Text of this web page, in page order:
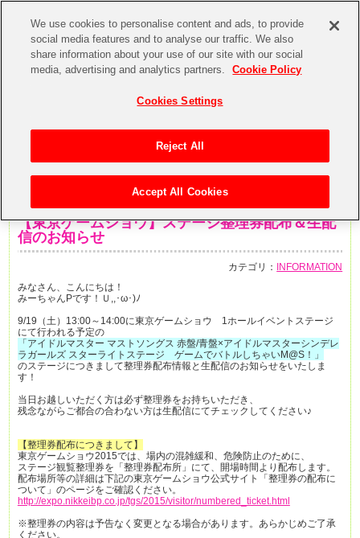
【東京ゲームショウ】ステージ整理券配布＆生配
信のお知らせ
カテゴリ：
INFORMATION
みなさん、こんにちは！
みーちゃんPです！Ｕ,,･ω･)ﾉ
9/19（土）13:00～14:00に東京ゲームショウ 1ホールイベントステージ
にて行われる予定の
「アイドルマスター マストソングス 赤盤/青盤×アイドルマスターシンデレ
ラガールズ スターライトステージ ゲームでバトルしちゃいM@S！」
のステージにつきまして整理券配布情報と生配信のお知らせをいたしま
す！
当日お越しいただく方は必ず整理券をお持ちいただき、
残念ながらご都合の合わない方は生配信にてチェックしてください♪
【整理券配布につきまして】
東京ゲームショウ2015では、場内の混雑緩和、危険防止のために、
ステージ観覧整理券を「整理券配布所」にて、開場時間より配布します。
配布場所等の詳細は下記の東京ゲームショウ公式サイト「整理券の配布に
ついて」のページをご確認ください。
http://expo.nikkeibp.co.jp/tgs/2015/visitor/numbered_ticket.html
※整理券の内容は予告なく変更となる場合があります。あらかじめご了承
ください。
We use cookies to personalise content and ads, to provide
social media features and to analyse our traffic. We also
share information about your use of our site with our social
media, advertising and analytics partners.
Cookie Policy
Cookies Settings
Reject All
Accept All Cookies